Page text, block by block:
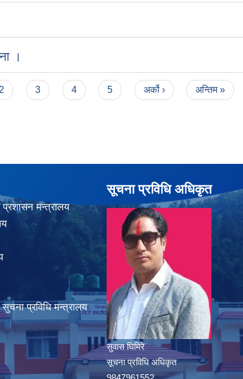
।
2 3 4 5 अर्को › अन्तिम »
प्रशासन मन्त्रालय
प्रविधि मन्त्रालय
सूचना प्रविधि अधिकृत
सुवास घिमिरे
सूचना प्रविधि अधिकृत